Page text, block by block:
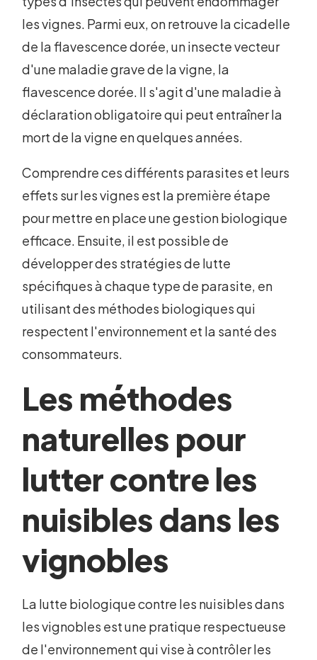
les vignes. Parmi eux, on retrouve la cicadelle
de la flavescence dorée, un insecte vecteur
d'une maladie grave de la vigne, la
flavescence dorée. Il s'agit d'une maladie à
déclaration obligatoire qui peut entraîner la
mort de la vigne en quelques années.
Comprendre ces différents parasites et leurs
effets sur les vignes est la première étape
pour mettre en place une gestion biologique
efficace. Ensuite, il est possible de
développer des stratégies de lutte
spécifiques à chaque type de parasite, en
utilisant des méthodes biologiques qui
respectent l'environnement et la santé des
consommateurs.
Les méthodes
naturelles pour
lutter contre les
nuisibles dans les
vignobles
La lutte biologique contre les nuisibles dans
les vignobles est une pratique respectueuse
de l'environnement qui vise à contrôler les